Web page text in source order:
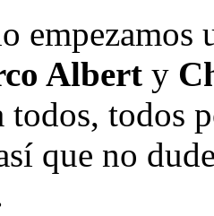
empezamos
Albert y
todos, todos
que no